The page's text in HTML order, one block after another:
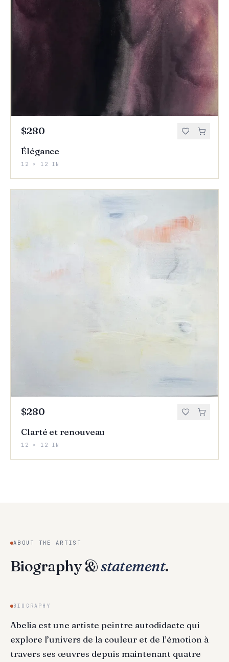
$280
Élégance
12 × 12 IN
$280
Clarté et renouveau
12 × 12 IN
ABOUT THE ARTIST
Biography &statement.
BIOGRAPHY
Abelia est une artiste peintre autodidacte qui
explore l’univers de la couleur et de l’émotion à
travers ses œuvres depuis maintenant quatre